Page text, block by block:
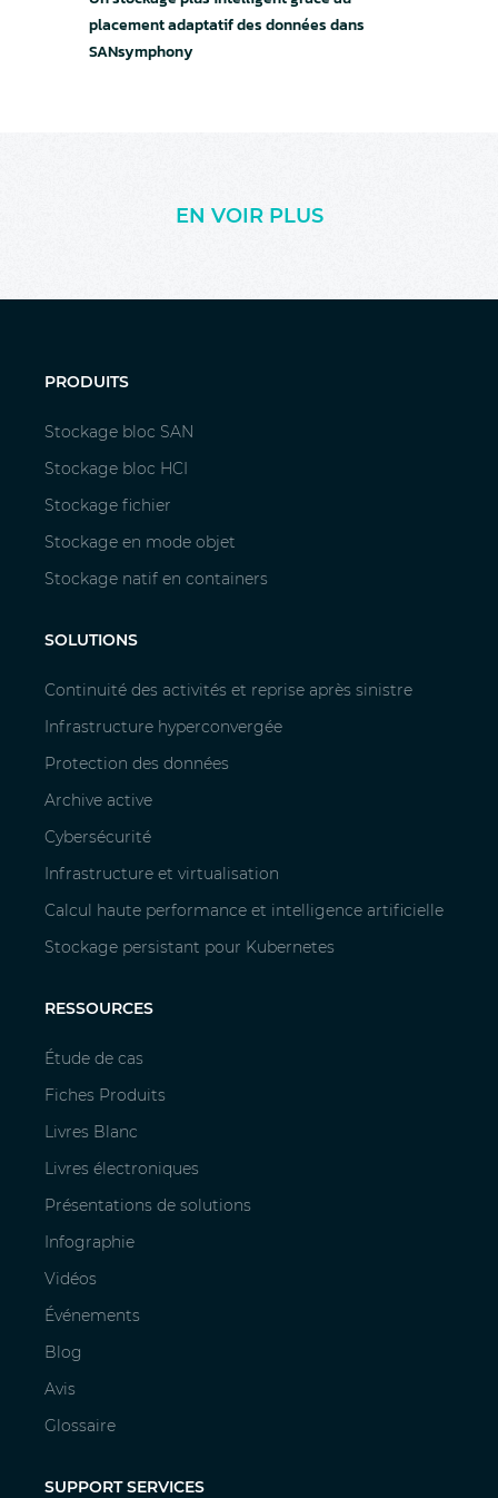
placement adaptatif des données dans
SANsymphony
EN VOIR PLUS
PRODUITS
Stockage bloc SAN
Stockage bloc HCI
Stockage fichier
Stockage en mode objet
Stockage natif en containers
SOLUTIONS
Continuité des activités et reprise après sinistre
Infrastructure hyperconvergée
Protection des données
Archive active
Cybersécurité
Infrastructure et virtualisation
Calcul haute performance et intelligence artificielle
Stockage persistant pour Kubernetes
RESSOURCES
Étude de cas
Fiches Produits
Livres Blanc
Livres électroniques
Présentations de solutions
Infographie
Vidéos
Événements
Blog
Avis
Glossaire
SUPPORT SERVICES